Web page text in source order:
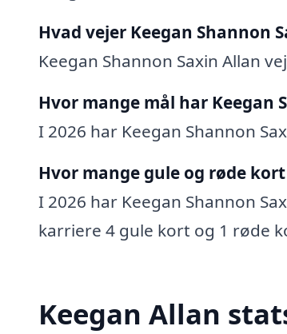
Hvad vejer Keegan Shannon
Keegan Shannon Saxin Allan
Hvor mange mål har Keegan
I 2026 har Keegan Shannon
Hvor mange gule og røde
I 2026 har Keegan Shannon
karriere 4 gule kort og 1 røde
Keegan Allan